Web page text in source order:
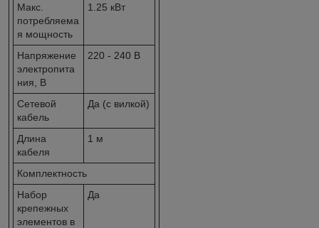
Макс.
потребляема
я мощность
1.25 кВт
Напряжение
электропита
ния, В
220 - 240 В
Сетевой
кабель
Да (с вилкой)
Длина
кабеля
1 м
Комплектность
Набор
крепежных
элементов в
Да